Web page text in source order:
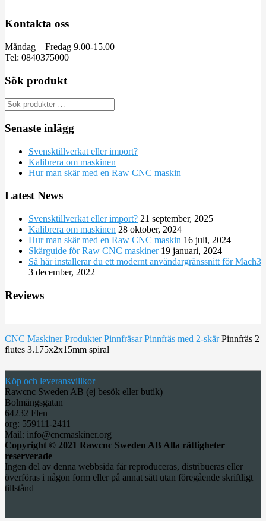
Kontakta oss
Måndag – Fredag 9.00-15.00
Tel: 0840375000
Sök produkt
Senaste inlägg
Svensktillverkat eller import?
Kalibrera om maskinen
Hur man skär med en Raw CNC maskin
Latest News
Svensktillverkat eller import? 21 september, 2025
Kalibrera om maskinen 28 oktober, 2024
Hur man skär med en Raw CNC maskin 16 juli, 2024
Skärguide för Raw CNC maskiner 19 januari, 2024
Så här installerar du ett modernt användargränssnitt för Mach3
3 december, 2022
Reviews
CNC Maskiner Produkter Pinnfräsar Pinnfräs med 2-skär Pinnfräs 2
flutes 3.175x2x15mm spiral
Köp och leveransvillkor
Rawcnc Sweden AB (ej besök eller butik)
Bolmängsgatan
64232 Flen
org: 559111-2411
Mail: info@cncmaskiner.org
Copyright © 2021 Rawcnc Sweden AB Alla rättigheter
reserverade
Ingen del av denna webbsida får reproduceras, distribueras eller
överföras i någon form eller på annat sätt utan föregående skriftligt
tillstånd